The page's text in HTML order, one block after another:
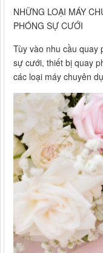
NHỮNG LOẠI MÁY
PHÓNG SỰ CƯỚI
Tùy vào nhu cầu quay
sự cưới, thiết bị quay
các loại máy chuyên